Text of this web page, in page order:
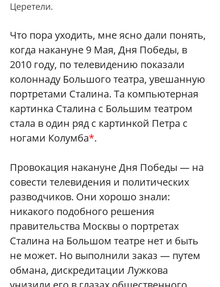
Церетели.
Что пора уходить, мне ясно дали понять,
когда накануне 9 Мая, Дня Победы, в
2010 году, по телевидению показали
колоннаду Большого театра, увешанную
портретами Сталина. Та компьютерная
картинка Сталина с Большим театром
стала в один ряд с картинкой Петра с
ногами Колумба*.
Провокация накануне Дня Победы — на
совести телевидения и политических
разводчиков. Они хорошо знали:
никакого подобного решения
правительства Москвы о портретах
Сталина на Большом театре нет и быть
не может. Но выполнили заказ — путем
обмана, дискредитации Лужкова